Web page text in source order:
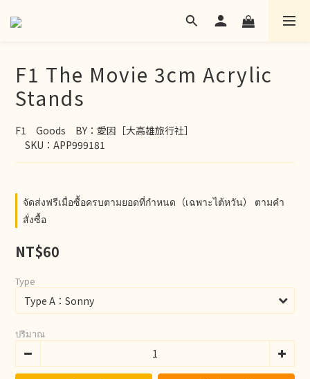
F1 The Movie 3cm Acrylic
Stands
F1　Goods　BY：愛因［大高雄旅行社］
SKU：APP999181
จัดส่งฟรีเมื่อซื้อครบตามยอดที่กำหนด（เฉพาะไต้หวัน） ตามคำ
สั่งซื้อ
NT$60
Type
ปริมาณ